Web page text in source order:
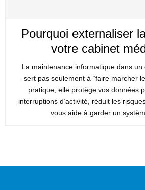
Pourquoi externaliser
votre cabinet
La maintenance informatique dans un
sert pas seulement à “faire marcher
pratique, elle protège vos données
interruptions d’activité, réduit les
vous aide à garder un